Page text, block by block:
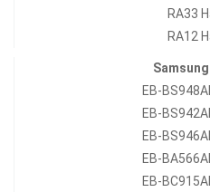
RA33
RA12
EB-
EB-
EB-
EB-
EB-